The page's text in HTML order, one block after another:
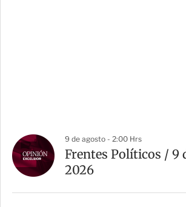
9 de agosto - 2:00 Hrs
Frentes Políticos / 9
2026